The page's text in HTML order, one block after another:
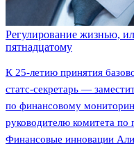
Регулирование жизнью,
пятнадцатому
К 25-летию принятия
статс-секретарь —
по финансовому
руководителю комитета
Финансовые инновации